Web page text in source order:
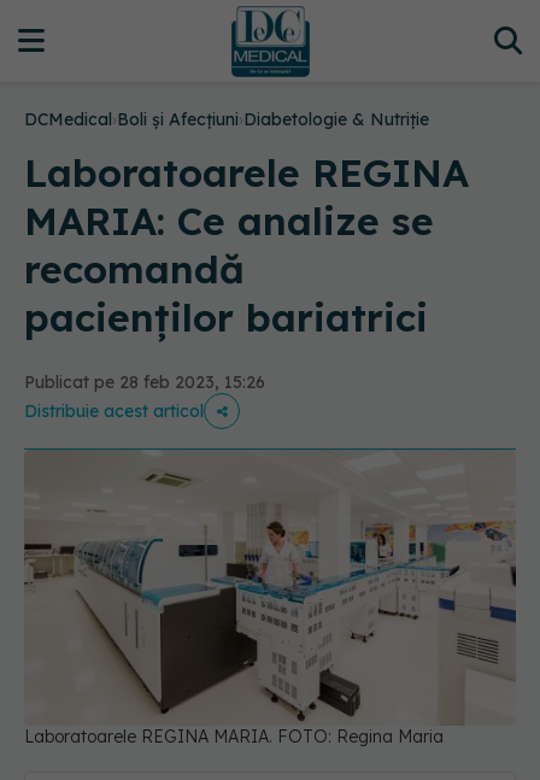
DCMedical›Boli și Afecțiuni›Diabetologie & Nutriție
Laboratoarele REGINA
MARIA: Ce analize se
recomandă
pacienților bariatrici
Publicat pe 28 feb 2023, 15:26
Distribuie acest articol
Laboratoarele REGINA MARIA. FOTO: Regina Maria